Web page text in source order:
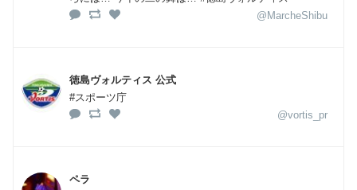
@MarcheShibu
徳島ヴォルティス 公式
#スポーツ庁
@vortis_pr
ペラ